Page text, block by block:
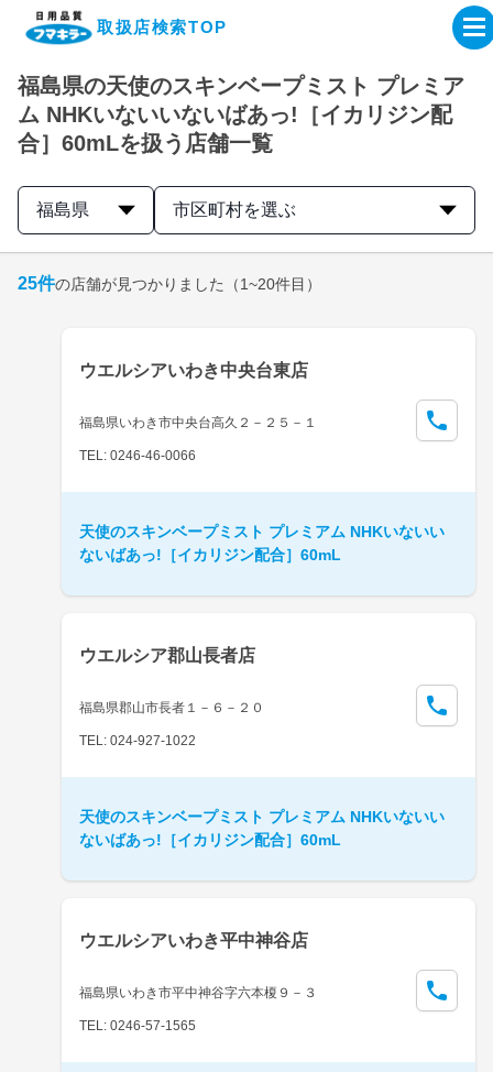
取扱店検索TOP
企業・IR情報サイト
製品情報サイト
オンラインショップ
製品検索はこちら
福島県の天使のスキンベープミスト プレミア
ム NHKいないいないばあっ!［イカリジン配
合］60mLを扱う店舗一覧
福島県 市区町村を選ぶ
25件の店舗が見つかりました （1~20件目）
ウエルシアいわき中央台東店
福島県いわき市中央台高久２－２５－１
TEL: 0246-46-0066
天使のスキンベープミスト プレミアム NHKいないい
ないばあっ!［イカリジン配合］60mL
ウエルシア郡山長者店
福島県郡山市長者１－６－２０
TEL: 024-927-1022
天使のスキンベープミスト プレミアム NHKいないい
ないばあっ!［イカリジン配合］60mL
ウエルシアいわき平中神谷店
福島県いわき市平中神谷字六本榎９－３
TEL: 0246-57-1565